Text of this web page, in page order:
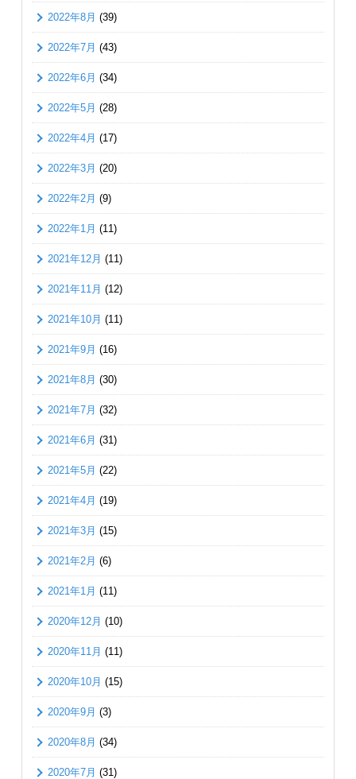
2022年8月 (39)
2022年7月 (43)
2022年6月 (34)
2022年5月 (28)
2022年4月 (17)
2022年3月 (20)
2022年2月 (9)
2022年1月 (11)
2021年12月 (11)
2021年11月 (12)
2021年10月 (11)
2021年9月 (16)
2021年8月 (30)
2021年7月 (32)
2021年6月 (31)
2021年5月 (22)
2021年4月 (19)
2021年3月 (15)
2021年2月 (6)
2021年1月 (11)
2020年12月 (10)
2020年11月 (11)
2020年10月 (15)
2020年9月 (3)
2020年8月 (34)
2020年7月 (31)